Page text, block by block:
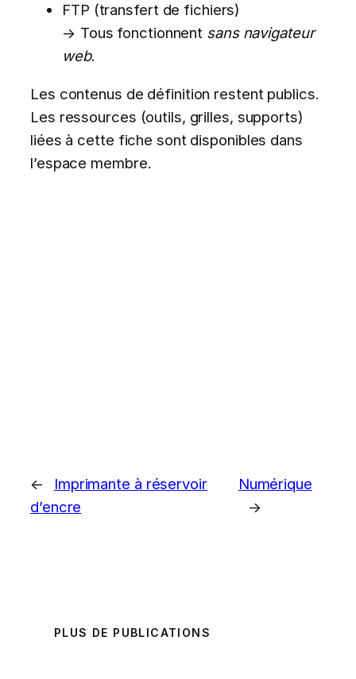
FTP (transfert de fichiers)
→ Tous fonctionnent sans navigateur
web.
Les contenus de définition restent publics.
Les ressources (outils, grilles, supports)
liées à cette fiche sont disponibles dans
l’espace membre.
←
Imprimante à réservoir
d’encre
Numérique
→
PLUS DE PUBLICATIONS